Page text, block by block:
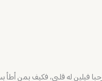
فيلين له قلبي، فكيف بمن